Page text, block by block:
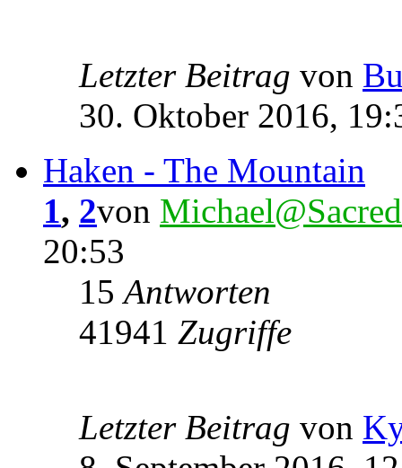
Letzter Beitrag von
30. Oktober 2016,
Haken - The Mountain
1, 2von
20:53
15Antworten
41941 Zugriffe
Letzter Beitrag von